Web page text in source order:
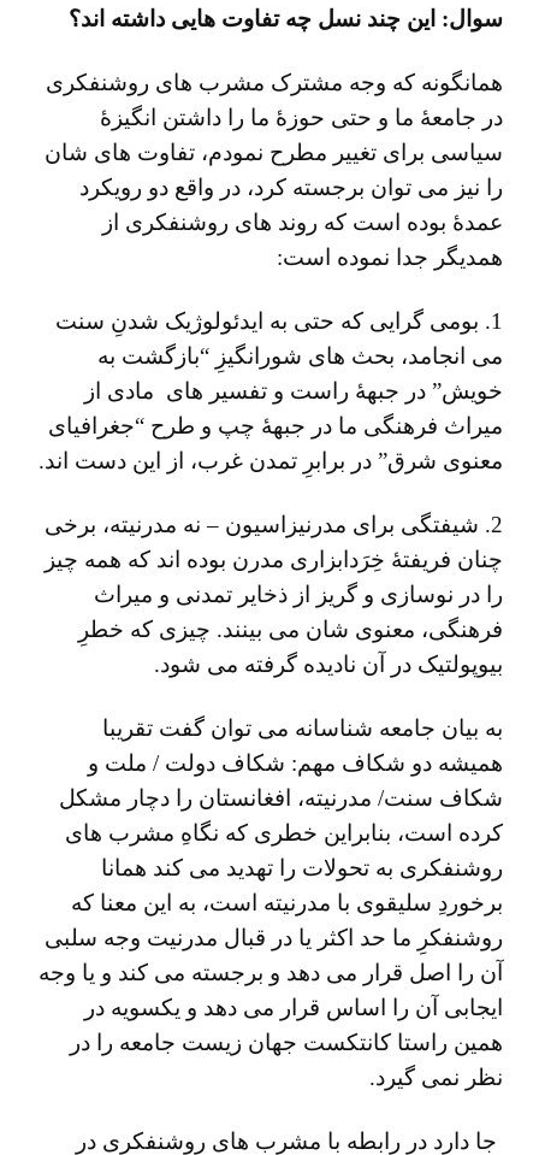
سوال: این چند نسل چه تفاوت هایی داشته اند؟
همانگونه که وجه مشترک مشرب های روشنفکری
در جامعۀ ما و حتی حوزۀ ما را داشتن انگیزۀ
سیاسی برای تغییر مطرح نمودم، تفاوت های شان
را نیز می توان برجسته کرد، در واقع دو رویکرد
عمدۀ بوده است که روند های روشنفکری از
همدیگر جدا نموده است:
1. بومی گرایی که حتی به ایدئولوژیک شدنِ سنت
می انجامد، بحث های شورانگیزِ “بازگشت به
خویش” در جبهۀ راست و تفسیر های مادی از
میراث فرهنگی ما در جبهۀ چپ و طرح “جغرافیای
معنوی شرق” در برابرِ تمدن غرب، از این دست اند.
2. شیفتگی برای مدرنیزاسیون – نه مدرنیته، برخی
چنان فریفتۀ خِرَدابزاری مدرن بوده اند که همه چیز
را در نوسازی و گریز از ذخایر تمدنی و میراث
فرهنگی، معنوی شان می بینند. چیزی که خطرِ
بیوپولتیک در آن نادیده گرفته می شود.
به بیان جامعه شناسانه می توان گفت تقریبا
همیشه دو شکاف مهم: شکاف دولت / ملت و
شکاف سنت/ مدرنیته، افغانستان را دچار مشکل
کرده است، بنابراین خطری که نگاهِ مشرب های
روشنفکری به تحولات را تهدید می کند همانا
برخوردِ سلیقوی با مدرنیته است، به این معنا که
روشنفکرِ ما حد اکثر یا در قبال مدرنیت وجه سلبی
آن را اصل قرار می دهد و برجسته می کند و یا وجه
ایجابی آن را اساس قرار می دهد و یکسویه در
همین راستا کانتکست جهان زیست جامعه را در
نظر نمی گیرد.
جا دارد در رابطه با مشرب های روشنفکری در